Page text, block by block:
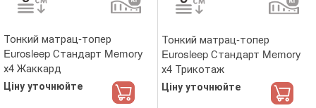
Тонкий матрац-топер
Eurosleep Стандарт Memory
х4 Жаккард
Ціну уточнюйте
Тонкий матрац-топер
Eurosleep Стандарт Memory
х4 Трикотаж
Ціну уточнюйте